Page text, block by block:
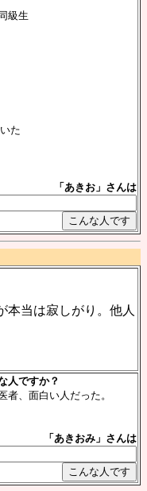
級生
た
「あきお」さんは
本当は寂しがり。他人
人ですか？
、面白い人だった。
「あきおみ」さんは